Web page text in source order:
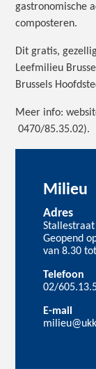
gastronomische
composteren.
Dit gratis,
Leefmilieu
Brussels
Meer info:
0470/85.35.02).
Milieu
Adres
Geopend
van 8.30
Telefoon
02/
E-mail